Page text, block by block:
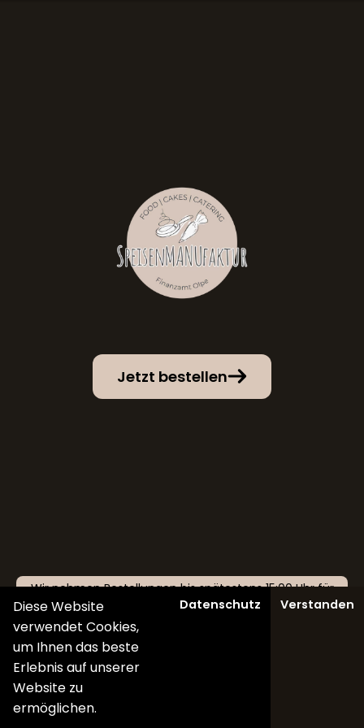
Jetzt bestellen
Wir nehmen Bestellungen bis spätestens 15:00 Uhr für
den Folgetag an!
Home
Diese Website
verwendet Cookies,
um Ihnen das beste
Erlebnis auf unserer
Website zu
ermöglichen.
Datenschutz Verstanden